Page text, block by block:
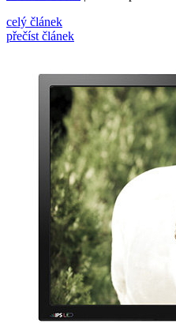
celý článek
přečíst článek